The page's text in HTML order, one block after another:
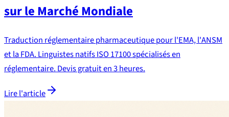
sur le Marché Mondiale
Traduction réglementaire pharmaceutique pour l'EMA, l'ANSM
et la FDA. Linguistes natifs ISO 17100 spécialisés en
réglementaire. Devis gratuit en 3 heures.
Lire l'article